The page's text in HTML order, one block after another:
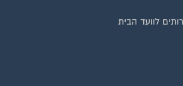
לוועד הבית